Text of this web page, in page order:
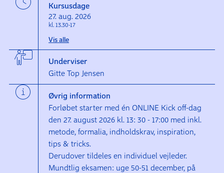
Kursusdage
27. aug. 2026
kl. 13.30-17
Vis alle
Underviser
Gitte Top Jensen
Øvrig information
Forløbet starter med én ONLINE Kick off-dag
den 27. august 2026 kl. 13: 30 - 17:00 med inkl.
metode, formalia, indholdskrav, inspiration,
tips & tricks.
Derudover tildeles en individuel vejleder.
Mundtlig eksamen: uge 50-51 december, på